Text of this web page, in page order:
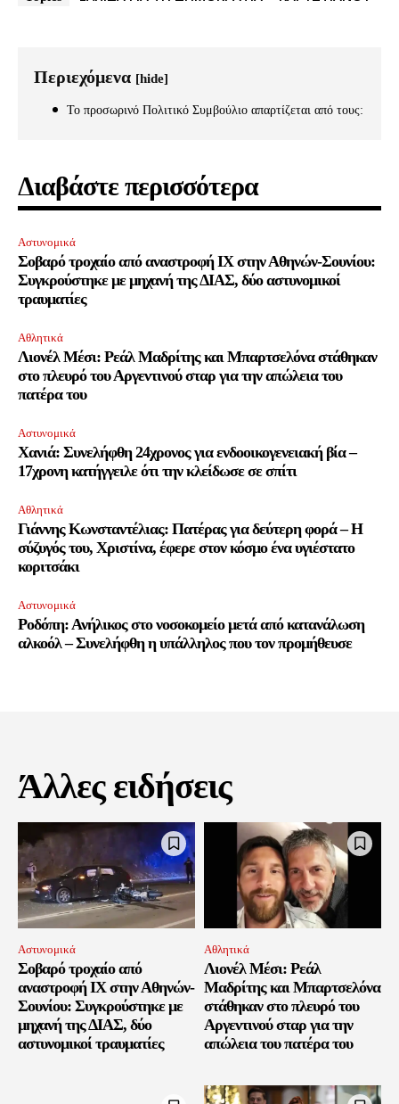
Ακόλουθοι
Περιεχόμενα [hide]
Το προσωρινό Πολιτικό Συμβούλιο απαρτίζεται από τους:
Διαβάστε περισσότερα
Αστυνομικά
Σοβαρό τροχαίο από αναστροφή ΙΧ στην Αθηνών-Σουνίου:
Συγκρούστηκε με μηχανή της ΔΙΑΣ, δύο αστυνομικοί
τραυματίες
Αθλητικά
Λιονέλ Μέσι: Ρεάλ Μαδρίτης και Μπαρτσελόνα στάθηκαν
στο πλευρό του Αργεντινού σταρ για την απώλεια του
πατέρα του
Αστυνομικά
Χανιά: Συνελήφθη 24χρονος για ενδοοικογενειακή βία –
17χρονη κατήγγειλε ότι την κλείδωσε σε σπίτι
Αθλητικά
Γιάννης Κωνσταντέλιας: Πατέρας για δεύτερη φορά – Η
σύζυγός του, Χριστίνα, έφερε στον κόσμο ένα υγιέστατο
κοριτσάκι
Αστυνομικά
Ροδόπη: Ανήλικος στο νοσοκομείο μετά από κατανάλωση
αλκοόλ – Συνελήφθη η υπάλληλος που τον προμήθευσε
Άλλες ειδήσεις
Αστυνομικά
Σοβαρό τροχαίο από
αναστροφή ΙΧ στην Αθηνών-
Σουνίου: Συγκρούστηκε με
μηχανή της ΔΙΑΣ, δύο
αστυνομικοί τραυματίες
Αθλητικά
Λιονέλ Μέσι: Ρεάλ
Μαδρίτης και Μπαρτσελόνα
στάθηκαν στο πλευρό του
Αργεντινού σταρ για την
απώλεια του πατέρα του